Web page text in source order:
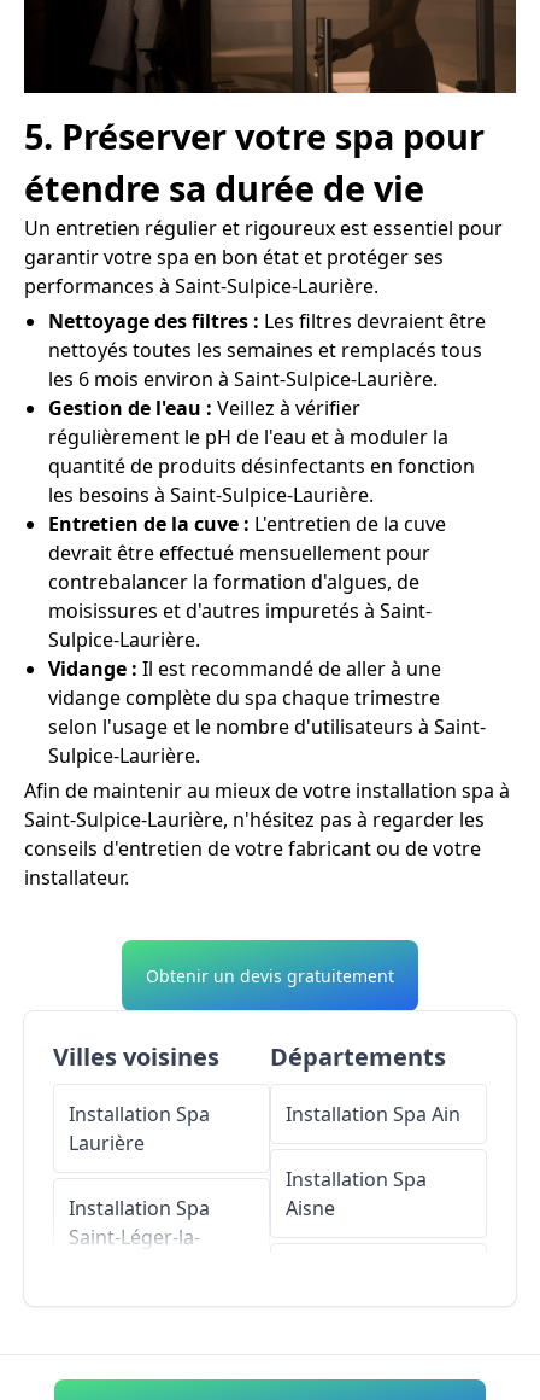
5. Préserver votre spa pour
étendre sa durée de vie
Un entretien régulier et rigoureux est essentiel pour
garantir votre spa en bon état et protéger ses
performances à Saint-Sulpice-Laurière.
Nettoyage des filtres : Les filtres devraient être
nettoyés toutes les semaines et remplacés tous
les 6 mois environ à Saint-Sulpice-Laurière.
Gestion de l'eau : Veillez à vérifier
régulièrement le pH de l'eau et à moduler la
quantité de produits désinfectants en fonction
les besoins à Saint-Sulpice-Laurière.
Entretien de la cuve : L'entretien de la cuve
devrait être effectué mensuellement pour
contrebalancer la formation d'algues, de
moisissures et d'autres impuretés à Saint-
Sulpice-Laurière.
Vidange : Il est recommandé de aller à une
vidange complète du spa chaque trimestre
selon l'usage et le nombre d'utilisateurs à Saint-
Sulpice-Laurière.
Afin de maintenir au mieux de votre installation spa à
Saint-Sulpice-Laurière, n'hésitez pas à regarder les
conseils d'entretien de votre fabricant ou de votre
installateur.
Obtenir un devis gratuitement
Villes voisines
Installation Spa
Laurière
Installation Spa
Saint-Léger-la-
Jabreilles-les-Bordes
Départements
Installation Spa Ain
Installation Spa
Aisne
Allier